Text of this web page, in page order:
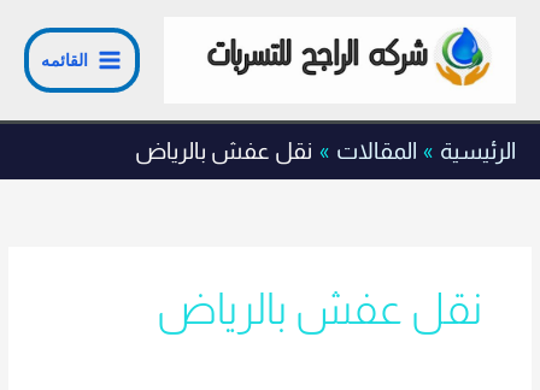
المحتوى
القائمه
الرئيسية المقالات نقل عفش بالرياض
نقل عفش بالرياض